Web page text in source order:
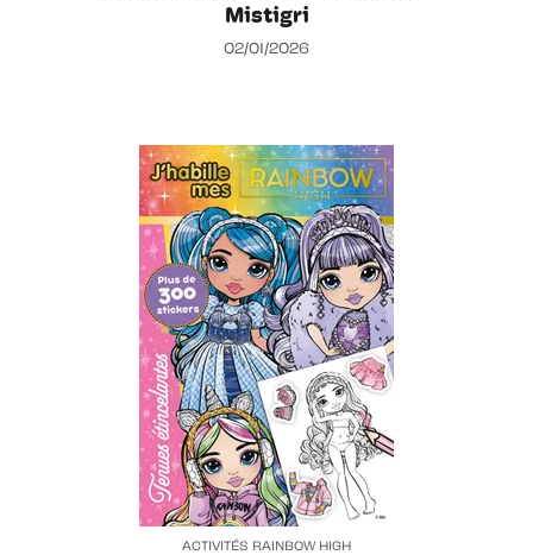
Mistigri
02/01/2026
ACTIVITÉS RAINBOW HIGH